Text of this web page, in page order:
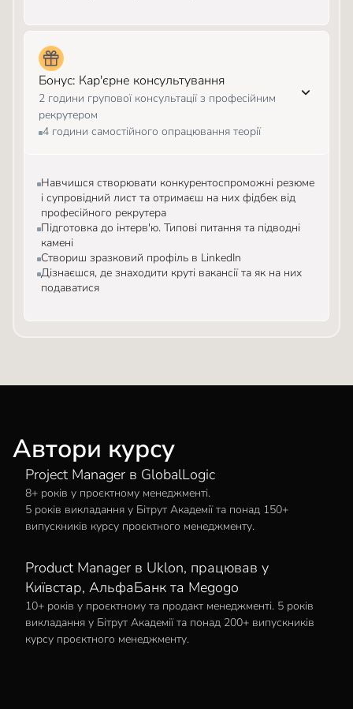
Бонус: Кар'єрне консультування
2 години групової консультації з професійним
рекрутером
4 години самостійного опрацювання теорії
Навчишся створювати конкурентоспроможні резюме
і супровідний лист та отримаєш на них фідбек від
професійного рекрутера
Підготовка до інтерв'ю. Типові питання та підводні
камені
Створиш зразковий профіль в LinkedIn
Дізнаєшся, де знаходити круті вакансії та як на них
подаватися
Автори курсу
Project Manager в GlobalLogic
8+ років у проєктному менеджменті.
5 років викладання у Бітрут Академії та понад 150+
випускників курсу проєктного менеджменту.
ТІМА ВЕРТОГРАДОВ
Product Manager в Uklon, працював у
Київстар, АльфаБанк та Megogo
10+ років у проєктному та продакт менеджменті. 5 років
викладання у Бітрут Академії та понад 200+ випускників
курсу проєктного менеджменту.